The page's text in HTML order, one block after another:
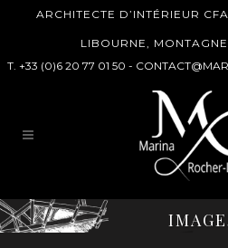
ARCHITECTE D’INTÉRIEUR
LIBOURNE,
T. +33 (0)6 20 77 01 50 -